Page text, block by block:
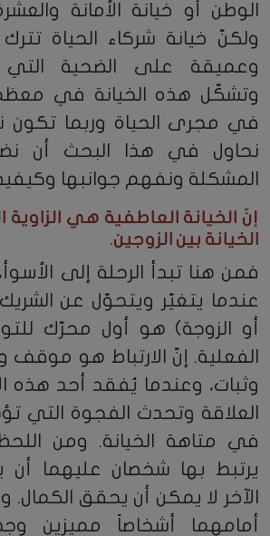
الوطن أو خيانة الأمانة
ولكنّ خيانة شركاء الحياة
وعميقة على الضحية التي
وتشكّل هذه الخيانة في معظم
في مجرى الحياة وربما تكون
نحاول في هذا البحث أن
المشكلة ونفهم جوانبها
إنّ الخيانة العاطفية هي الزاوية
الخيانة بين الزوجين.
فمن هنا تبدأ الرحلة إلى
عندما يتغيّر ويتحوّل عن
أو الزوجة) هو أول محرّك
الفعلية. إنّ الارتباط هو موقف
وثبات، وعندما يُفقد أحد هذه
العلاقة وتحدث الفجوة التي
في متاهة الخيانة. ومن
يرتبط بها شخصان عليهما أن
الآخر لا يمكن أن يحقق الكمال.
أمامهما أشخاصاً مميزين